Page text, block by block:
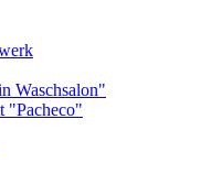
Waschsalon"
"Pacheco"